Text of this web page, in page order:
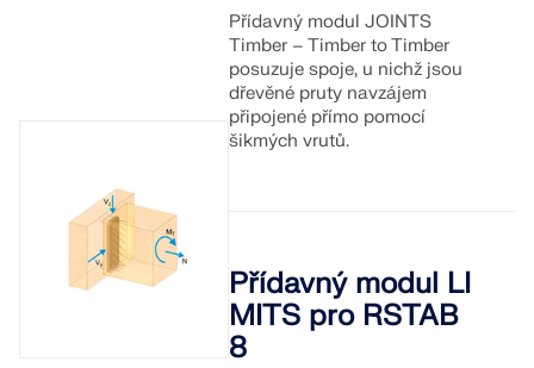
Přídavný modul JOINTS
Timber – Timber to Timber
posuzuje spoje, u nichž jsou
dřevěné pruty navzájem
připojené přímo pomocí
šikmých vrutů.
Přídavný modul LI
MITS pro RSTAB
8